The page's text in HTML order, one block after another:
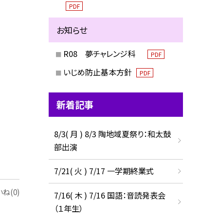
ね(0)
PDF
お知らせ
R08 夢チャレンジ科 PDF
いじめ防止基本方針 PDF
新着記事
8/3( 月 ) 8/3 陶地域夏祭り：和太鼓
部出演
7/21( 火 ) 7/17 一学期終業式
7/16( 木 ) 7/16 国語：音読発表会
（１年生）